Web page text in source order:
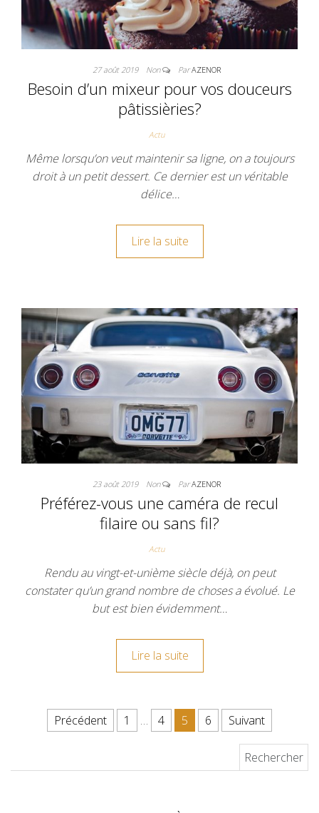
27 août 2019 Non ParAZENOR
Besoin d’un mixeur pour vos douceurs
pâtissièries?
Actu
Même lorsqu’on veut maintenir sa ligne, on a toujours
droit à un petit dessert. Ce dernier est un véritable
délice…
Lire la suite
23 août 2019 Non ParAZENOR
Préférez-vous une caméra de recul
filaire ou sans fil?
Actu
Rendu au vingt-et-unième siècle déjà, on peut
constater qu’un grand nombre de choses a évolué. Le
but est bien évidemment…
Lire la suite
Pagination des publications
Précédent 1 … 4 5 6
Suivant